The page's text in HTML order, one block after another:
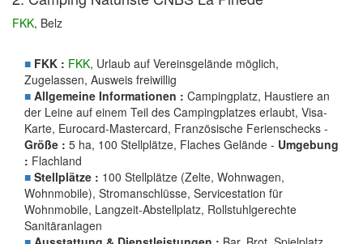
FKK, Belz
■ FKK : FKK, Urlaub auf Vereinsgelände möglich,
Zugelassen, Ausweis freiwillig
■ Allgemeine Informationen : Campingplatz, Haustiere an
der Leine auf einem Teil des Campingplatzes erlaubt, Visa-
Karte, Eurocard-Mastercard, Französische Ferienschecks -
Größe : 5 ha, 100 Stellplätze, Flaches Gelände - Umgebung
: Flachland
■ Stellplätze : 100 Stellplätze (Zelte, Wohnwagen,
Wohnmobile), Stromanschlüsse, Servicestation für
Wohnmobile, Langzeit-Abstellplatz, Rollstuhlgerechte
Sanitäranlagen